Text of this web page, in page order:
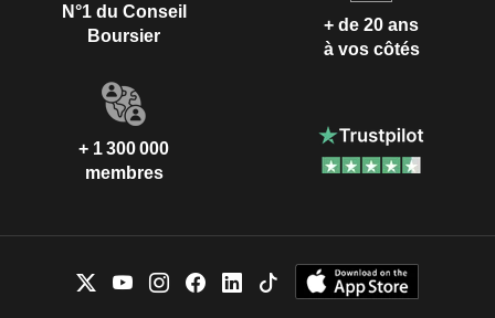
N°1 du Conseil
Boursier
+ de 20 ans
à vos côtés
+ 1 300 000
membres